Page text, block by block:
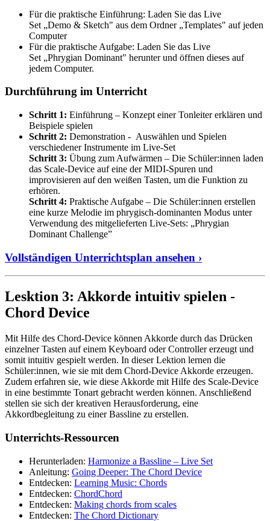
Für die praktische Einführung: Laden Sie das Live
Set „Demo & Sketch" aus dem Ordner „Templates" auf jeden
Computer
Für die praktische Aufgabe: Laden Sie das Live
Set „Phrygian Dominant" herunter und öffnen dieses auf
jedem Computer.
Durchführung im Unterricht
Schritt 1: Einführung – Konzept einer Tonleiter erklären und
Beispiele spielen
Schritt 2: Demonstration - Auswählen und Spielen
verschiedener Instrumente im Live-Set
Schritt 3: Übung zum Aufwärmen – Die Schüler:innen laden
das Scale-Device auf eine der MIDI-Spuren und
improvisieren auf den weißen Tasten, um die Funktion zu
erhören.
Schritt 4: Praktische Aufgabe – Die Schüler:innen erstellen
eine kurze Melodie im phrygisch-dominanten Modus unter
Verwendung des mitgelieferten Live-Sets: „Phrygian
Dominant Challenge”
Vollständigen Unterrichtsplan ansehen ›
Lesktion 3: Akkorde intuitiv spielen -
Chord Device
Mit Hilfe des Chord-Device können Akkorde durch das Drücken
einzelner Tasten auf einem Keyboard oder Controller erzeugt und
somit intuitiv gespielt werden. In dieser Lektion lernen die
Schüler:innen, wie sie mit dem Chord-Device Akkorde erzeugen.
Zudem erfahren sie, wie diese Akkorde mit Hilfe des Scale-Device
in eine bestimmte Tonart gebracht werden können. Anschließend
stellen sie sich der kreativen Herausforderung, eine
Akkordbegleitung zu einer Bassline zu erstellen.
Unterrichts-Ressourcen
Herunterladen: Harmonize a Bassline – Live Set
Anleitung: Going Deeper: The Chord Device
Entdecken: Learning Music: Chords
Entdecken: ChordChord
Entdecken: Making chords from scales
Entdecken: The Chord Dictionary